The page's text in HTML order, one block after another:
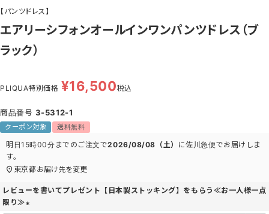
【パンツドレス】
エアリーシフォンオールインワンパンツドレス（ブ
ラック）
PLIQUA特別価格 ¥16,500税込
商品番号 3-5312-1
クーポン対象 送料無料
明日15時00分 までのご注文で2026/08/08（土） に佐川急便でお届けしま
す。
東京都 お届け先を変更
レビューを書いてプレゼント【日本製ストッキング】をもらう≪お一人様一点
限り≫